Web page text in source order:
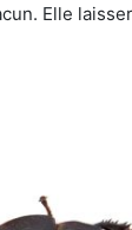
Elle